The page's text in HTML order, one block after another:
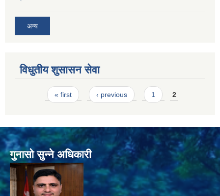
अन्य
विधुतीय शुसासन सेवा
Pages« first ‹ previous 1 2
गुनासो सुन्ने अधिकारी